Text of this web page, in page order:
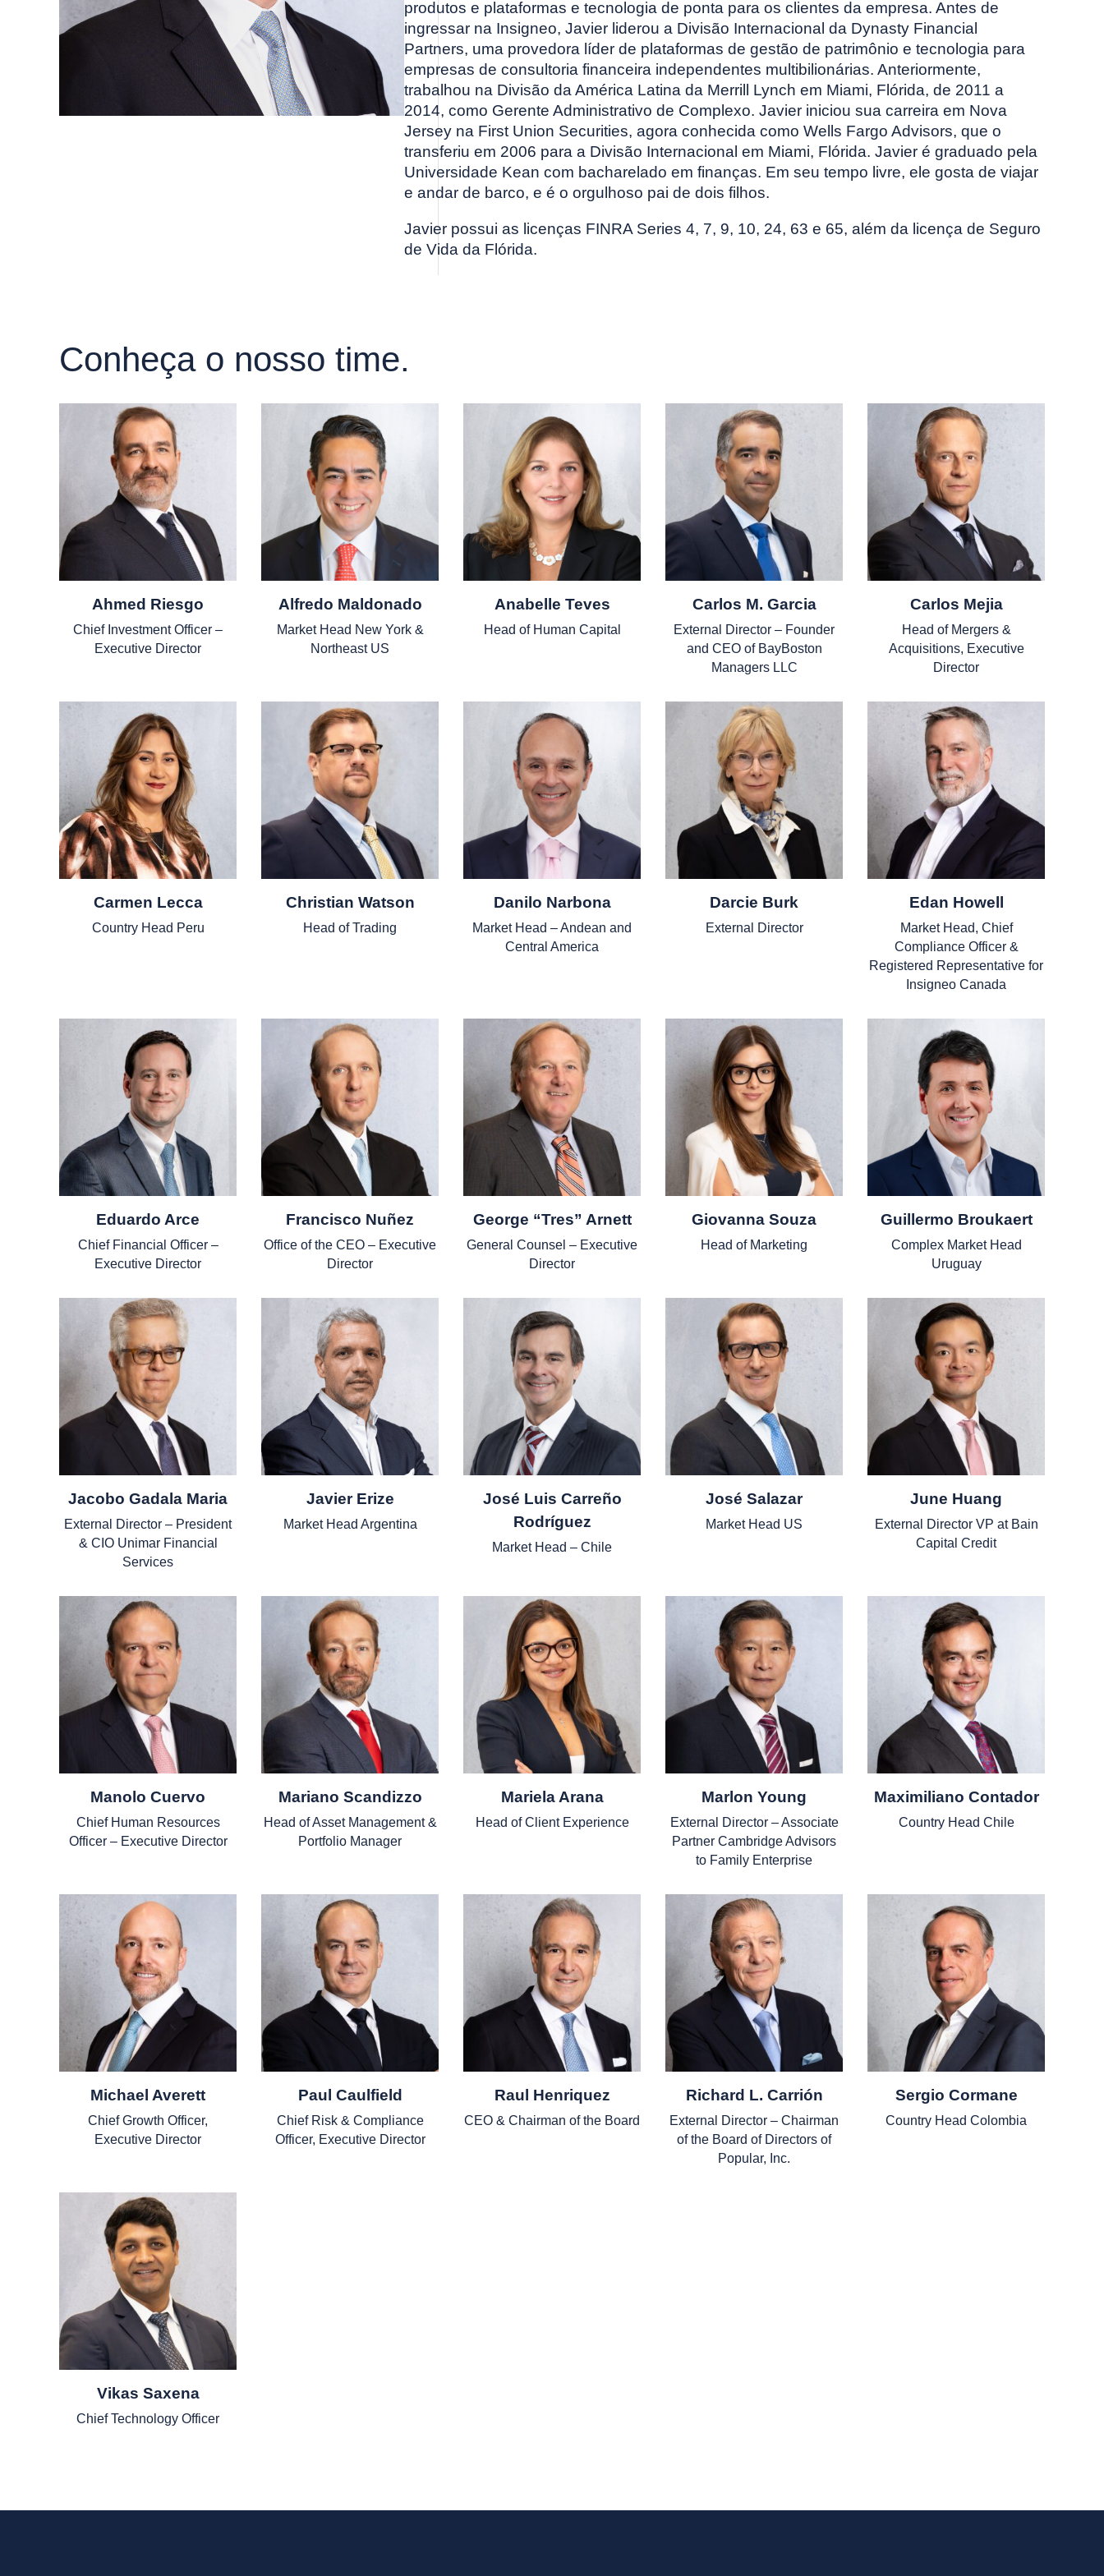
produtos e plataformas e tecnologia de ponta para os clientes da empresa. Antes de
ingressar na Insigneo, Javier liderou a Divisão Internacional da Dynasty Financial
Partners, uma provedora líder de plataformas de gestão de patrimônio e tecnologia para
empresas de consultoria financeira independentes multibilionárias. Anteriormente,
trabalhou na Divisão da América Latina da Merrill Lynch em Miami, Flórida, de 2011 a
2014, como Gerente Administrativo de Complexo. Javier iniciou sua carreira em Nova
Jersey na First Union Securities, agora conhecida como Wells Fargo Advisors, que o
transferiu em 2006 para a Divisão Internacional em Miami, Flórida. Javier é graduado pela
Universidade Kean com bacharelado em finanças. Em seu tempo livre, ele gosta de viajar
e andar de barco, e é o orgulhoso pai de dois filhos.
Javier possui as licenças FINRA Series 4, 7, 9, 10, 24, 63 e 65, além da licença de Seguro
de Vida da Flórida.
Conheça o nosso time.
Ahmed Riesgo
Chief Investment Officer –
Executive Director
Alfredo Maldonado
Market Head New York &
Northeast US
Anabelle Teves
Head of Human Capital
Carlos M. Garcia
External Director – Founder
and CEO of BayBoston
Managers LLC
Carlos Mejia
Head of Mergers &
Acquisitions, Executive
Director
Carmen Lecca
Country Head Peru
Christian Watson
Head of Trading
Danilo Narbona
Market Head – Andean and
Central America
Darcie Burk
External Director
Edan Howell
Market Head, Chief
Compliance Officer &
Registered Representative for
Insigneo Canada
Eduardo Arce
Chief Financial Officer –
Executive Director
Francisco Nuñez
Office of the CEO – Executive
Director
George “Tres” Arnett
General Counsel – Executive
Director
Giovanna Souza
Head of Marketing
Guillermo Broukaert
Complex Market Head
Uruguay
Jacobo Gadala Maria
External Director – President
& CIO Unimar Financial
Services
Javier Erize
Market Head Argentina
José Luis Carreño
Rodríguez
Market Head – Chile
José Salazar
Market Head US
June Huang
External Director VP at Bain
Capital Credit
Manolo Cuervo
Chief Human Resources
Officer – Executive Director
Mariano Scandizzo
Head of Asset Management &
Portfolio Manager
Mariela Arana
Head of Client Experience
Marlon Young
External Director – Associate
Partner Cambridge Advisors
to Family Enterprise
Maximiliano Contador
Country Head Chile
Michael Averett
Chief Growth Officer,
Executive Director
Paul Caulfield
Chief Risk & Compliance
Officer, Executive Director
Raul Henriquez
CEO & Chairman of the Board
Richard L. Carrión
External Director – Chairman
of the Board of Directors of
Popular, Inc.
Sergio Cormane
Country Head Colombia
Vikas Saxena
Chief Technology Officer